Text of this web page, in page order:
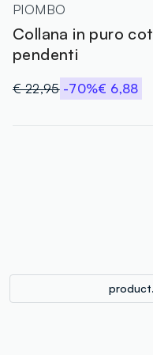
PIOMBO
Collana in puro
pendenti
€ 22,95 -70%€ 6,88